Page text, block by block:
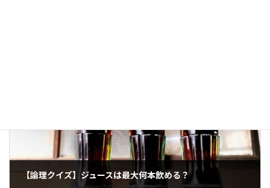
【論理クイズ】ジュースは最大何本飲める？